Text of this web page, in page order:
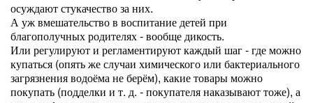
осуждают стукачество за них.
А уж вмешательство в воспитание детей при
благополучных родителях - вообще дикость.
Или регулируют и регламентируют каждый шаг - где можно
купаться (опять же случаи химического или бактериального
загрязнения водоёма не берём), какие товары можно
покупать (подделки и т. д. - покупателя наказывают тоже), а